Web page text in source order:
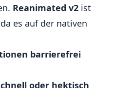
Reanimated v2 ist
es auf der nativen
barrierefrei
oder hektisch